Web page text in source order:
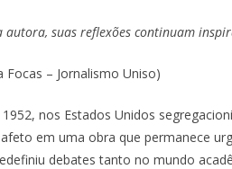
autora, suas reflexões continuam
Focas – Jornalismo Uniso)
nos Estados Unidos
em uma obra que permanece
debates tanto no mundo